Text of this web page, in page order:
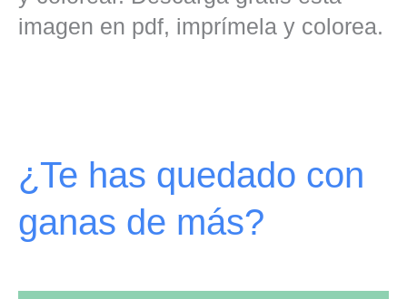
imagen en pdf, imprímela y colorea.
¿Te has quedado con
ganas de más?